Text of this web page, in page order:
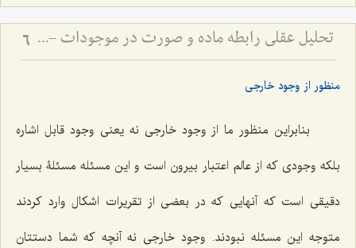
تحلیل عقلی رابطه ماده و صورت در موجودات - بررسی تقدم و تأخر وجودی ماده و صورت در عالم خارج 6
منظور از وجود خارجى
بنابراین منظور ما از وجود خارجى نه یعنی وجود قابل اشاره
بلکه وجودى که از عالم اعتبار بیرون است و این مسئله مسئلۀ بسیار
دقیقى است که آنهایی که در بعضى از تقریرات اشکال وارد کردند
متوجه این مسئله نبودند. وجود خارجى نه آنچه که شما دستتان